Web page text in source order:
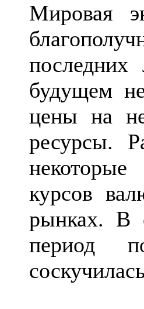
Мировая
будущем
цены на
ресурсы.
курсов
рынках. В
период